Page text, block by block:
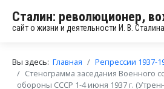
Сталин: революционер,
сайт о жизни и деятельности И. В. Сталина
Вы здесь: Главная
Репрессии 1937-
Стенограмма заседания Военного
обороны СССР 1-4 июня 1937 г.